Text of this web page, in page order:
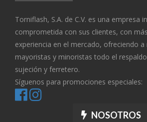
Torniflash, S.A. de C.V. es una empresa
comprometida con sus clientes, con
experiencia en el mercado, ofreciendo
mayoristas y minoristas todo el
sujeción y ferretero.
Síguenos para promociones especiales:
NOSOTROS